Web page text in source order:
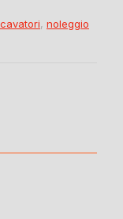
, noleggio